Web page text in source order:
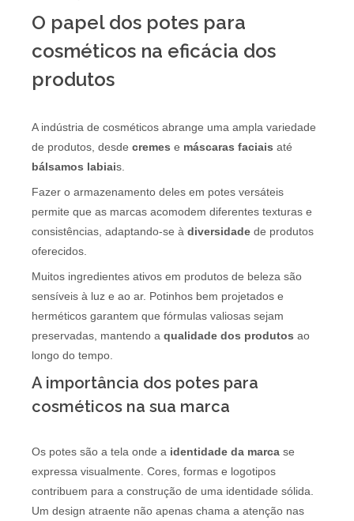
O papel dos potes para
cosméticos na eficácia dos
produtos
A indústria de cosméticos abrange uma ampla variedade
de produtos, desde cremes e máscaras faciais até
bálsamos labiais.
Fazer o armazenamento deles em potes versáteis
permite que as marcas acomodem diferentes texturas e
consistências, adaptando-se à diversidade de produtos
oferecidos.
Muitos ingredientes ativos em produtos de beleza são
sensíveis à luz e ao ar. Potinhos bem projetados e
herméticos garantem que fórmulas valiosas sejam
preservadas, mantendo a qualidade dos produtos ao
longo do tempo.
A importância dos potes para
cosméticos na sua marca
Os potes são a tela onde a identidade da marca se
expressa visualmente. Cores, formas e logotipos
contribuem para a construção de uma identidade sólida.
Um design atraente não apenas chama a atenção nas